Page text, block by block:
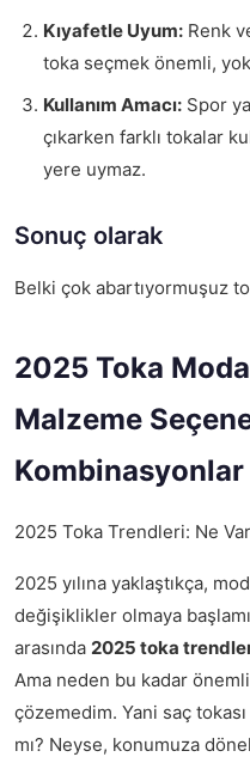
Kıyafetle Uyum: Renk
toka seçmek önemli,
Kullanım Amacı: Spor
çıkarken farklı tokalar
yere uymaz.
Sonuç olarak
Belki çok abartıyormuşuz
2025 Toka
Malzeme
Kombinasyonlar
2025 Toka Trendleri: Ne
2025 yılına yaklaştıkça,
değişiklikler olmaya
arasında 2025 toka
Ama neden bu kadar
çözemedim. Yani saç tokası
mı? Neyse, konumuza